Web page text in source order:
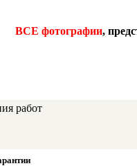
ВСЕ фотографии,